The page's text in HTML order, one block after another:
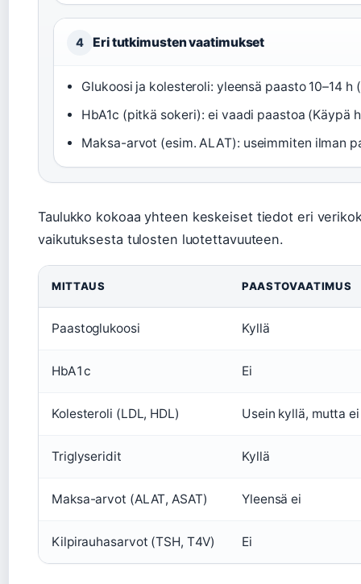
4 Eri tutkimusten vaatimukset
Glukoosi ja kolesteroli: yleensä paasto 10–14 h (
HbA1c (pitkä sokeri): ei vaadi paastoa (Käypä
Maksa-arvot (esim. ALAT): useimmiten ilman
Taulukko kokoaa yhteen keskeiset tiedot eri
vaikutuksesta tulosten luotettavuuteen.
MITTAUS PAASTOVAATIMUS
Paastoglukoosi Kyllä
HbA1c Ei
Kolesteroli (LDL, HDL) Usein kyllä, mutta
Triglyseridit Kyllä
Maksa-arvot (ALAT, ASAT) Yleensä ei
Kilpirauhasarvot (TSH, T4V) Ei